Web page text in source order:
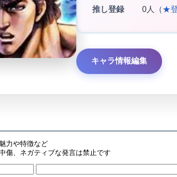
推し登録 0人（★
キャラ情報編集
力や特徴など
傷、ネガティブな発言は禁止です